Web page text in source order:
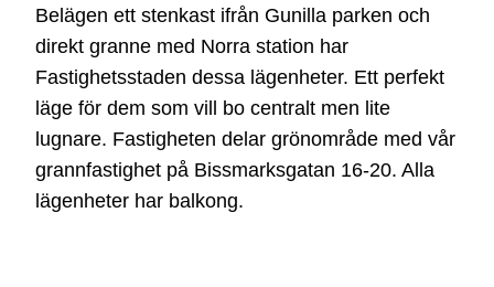
Belägen ett stenkast ifrån Gunilla parken och
direkt granne med Norra station har
Fastighetsstaden dessa lägenheter. Ett perfekt
läge för dem som vill bo centralt men lite
lugnare. Fastigheten delar grönområde med vår
grannfastighet på Bissmarksgatan 16-20. Alla
lägenheter har balkong.